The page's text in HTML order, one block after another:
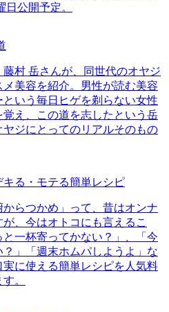
公開予定。
村 岳さんが、同世代のオヤジ
美容を紹介。男性が読む美容
いう毎日ヒゲを剃らない女性
え、この道を志したという岳
ジにとってのリアルそのもの
る・モテる簡単レシピ
からつかめ」って、昔はオンナ
、今はオトコにも言えるこ
一杯寄ってかない？」、「今
」「週末ホムパしようよ」な
に使える簡単レシピを人気料
。